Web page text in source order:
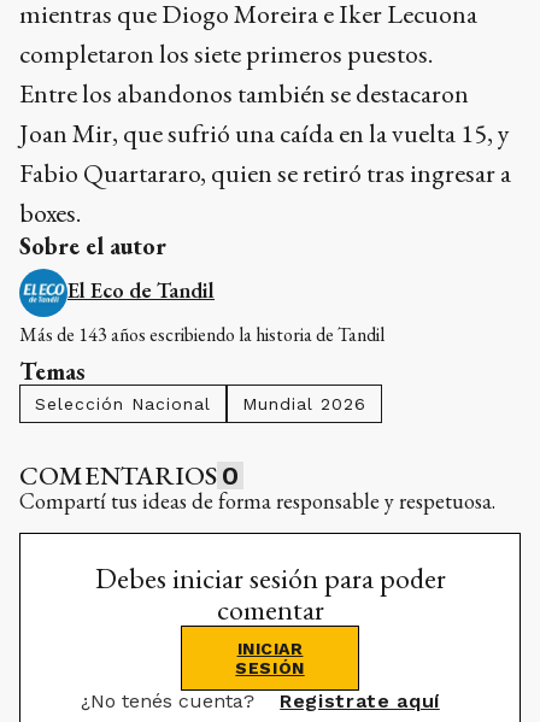
mientras que Diogo Moreira e Iker Lecuona
completaron los siete primeros puestos.
Entre los abandonos también se destacaron
Joan Mir, que sufrió una caída en la vuelta 15, y
Fabio Quartararo, quien se retiró tras ingresar a
boxes.
Sobre el autor
El Eco de Tandil
Más de 143 años escribiendo la historia de Tandil
Temas
Selección Nacional Mundial 2026
COMENTARIOS 0
Compartí tus ideas de forma responsable y respetuosa.
Debes iniciar sesión para poder
comentar
INICIAR
SESIÓN
¿No tenés cuenta? Registrate aquí